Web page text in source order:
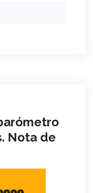
Nota de